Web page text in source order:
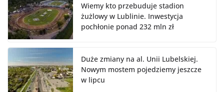
Wiemy kto przebuduje stadion
żużlowy w Lublinie. Inwestycja
pochłonie ponad 232 mln zł
Duże zmiany na al. Unii Lubelskiej.
Nowym mostem pojedziemy jeszcze
w lipcu